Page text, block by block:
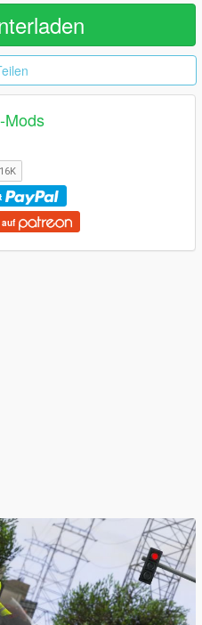
Mods
auf